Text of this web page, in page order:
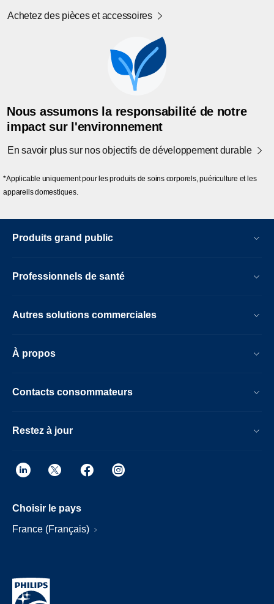
Achetez des pièces et accessoires
Nous assumons la responsabilité de notre
impact sur l'environnement
En savoir plus sur nos objectifs de développement durable
*Applicable uniquement pour les produits de soins corporels, puériculture et les
appareils domestiques.
Produits grand public
Professionnels de santé
Autres solutions commerciales
À propos
Contacts consommateurs
Restez à jour
Choisir le pays
France (Français)